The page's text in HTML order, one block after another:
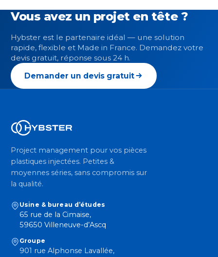
Vous avez un projet en tête ?
Hybster est le partenaire idéal — une solution
rapide, flexible et Made in France. Demandez votre
devis gratuit, réponse sous 24 h.
Demander un devis gratuit
Project management pour vos pièces
plastiques injectées. Petites &
moyennes séries, sans compromis sur
la qualité.
Usine & bureau d’études
65 rue de la Cimaise,
59650 Villeneuve-d’Ascq
Groupe
901 rue Alphonse Lavallée,